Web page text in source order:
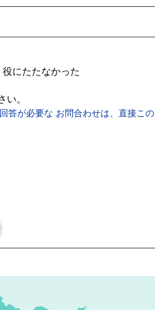
役にたたなかった
い。
答が必要な お問合わせは、直接この